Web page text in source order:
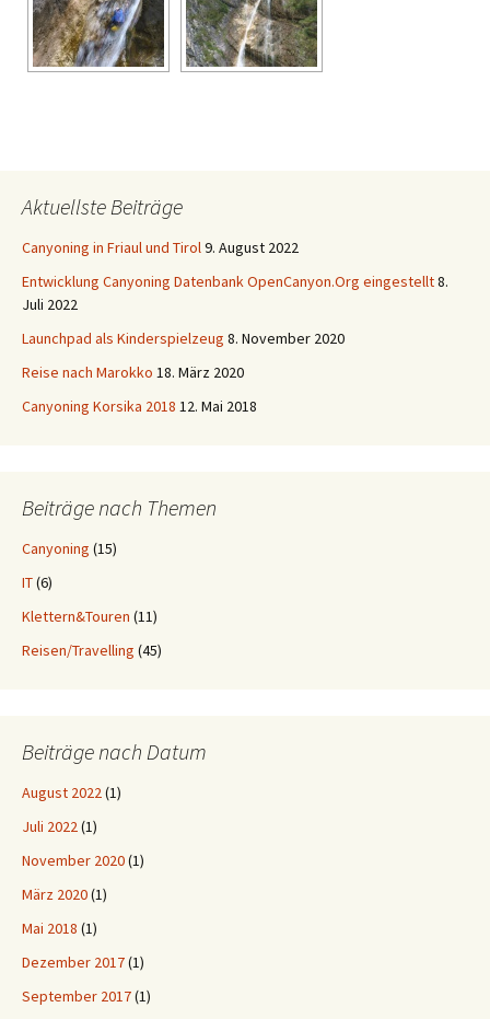
Aktuellste Beiträge
Canyoning in Friaul und Tirol9. August 2022
Entwicklung Canyoning Datenbank OpenCanyon.Org eingestellt8.
Juli 2022
Launchpad als Kinderspielzeug 8. November 2020
Reise nach Marokko 18. März 2020
Canyoning Korsika 2018 12. Mai 2018
Beiträge nach Themen
Canyoning (15)
IT(6)
Klettern&Touren (11)
Reisen/Travelling (45)
Beiträge nach Datum
August 2022(1)
Juli 2022(1)
November 2020(1)
März 2020(1)
Mai 2018 (1)
Dezember 2017(1)
September 2017(1)